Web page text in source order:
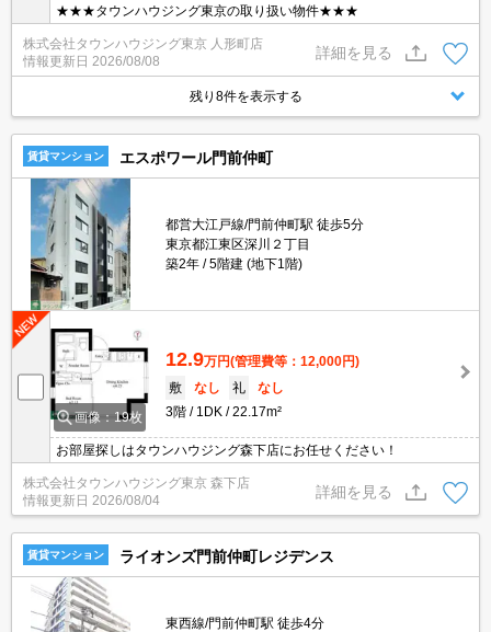
★★★タウンハウジング東京の取り扱い物件★★★
株式会社タウンハウジング東京 人形町店
情報更新日 2026/08/08
詳細を見る
残り8件を表示する
賃貸マンション エスポワール門前仲町
都営大江戸線/門前仲町駅 徒歩5分
東京都江東区深川２丁目
築2年
5階建 (地下1階)
画像：19枚
12.9万円(管理費等：12,000円)
敷
なし 礼
なし
3階
1DK 22.17m²
お部屋探しはタウンハウジング森下店にお任せください！
株式会社タウンハウジング東京 森下店
情報更新日 2026/08/04
詳細を見る
賃貸マンション ライオンズ門前仲町レジデンス
東西線/門前仲町駅 徒歩4分